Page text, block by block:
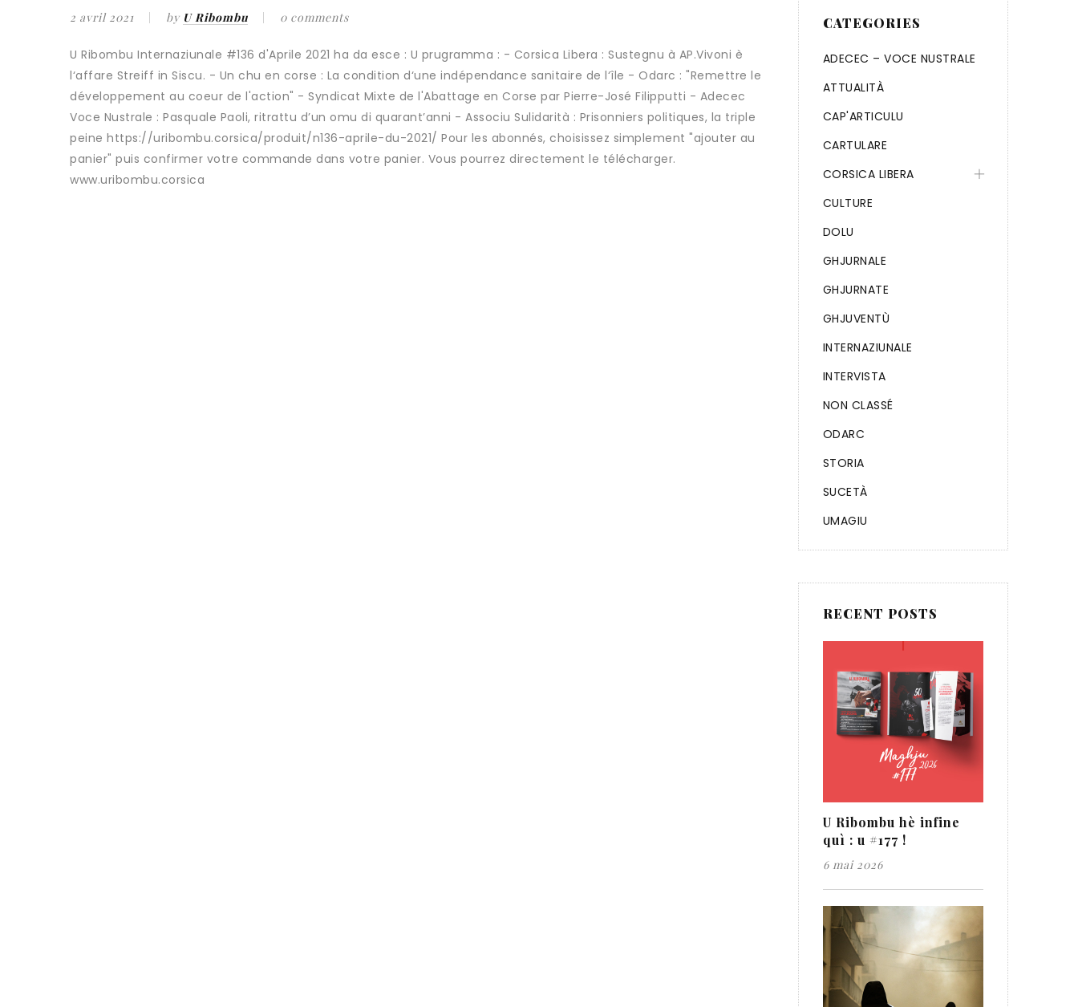
2 avril 2021 by U Ribombu 0 comments
U Ribombu Internaziunale #136 d'Aprile 2021 ha da esce : U prugramma : - Corsica Libera : Sustegnu à AP.Vivoni è
l‘affare Streiff in Siscu. - Un chu en corse : La condition d‘une indépendance sanitaire de l‘île - Odarc : "Remettre le
développement au coeur de l'action" - Syndicat Mixte de l'Abattage en Corse par Pierre-José Filipputti - Adecec
Voce Nustrale : Pasquale Paoli, ritrattu d’un omu di quarant’anni - Associu Sulidarità : Prisonniers politiques, la triple
peine https://uribombu.corsica/produit/n136-aprile-du-2021/ Pour les abonnés, choisissez simplement "ajouter au
panier" puis confirmer votre commande dans votre panier. Vous pourrez directement le télécharger.
www.uribombu.corsica
CATEGORIES
ADECEC – VOCE NUSTRALE
ATTUALITÀ
CAP'ARTICULU
CARTULARE
CORSICA LIBERA
CULTURE
DOLU
GHJURNALE
GHJURNATE
GHJUVENTÙ
INTERNAZIUNALE
INTERVISTA
NON CLASSÉ
ODARC
STORIA
SUCETÀ
UMAGIU
RECENT POSTS
U Ribombu hè infine
quì : u #177 !
6 mai 2026